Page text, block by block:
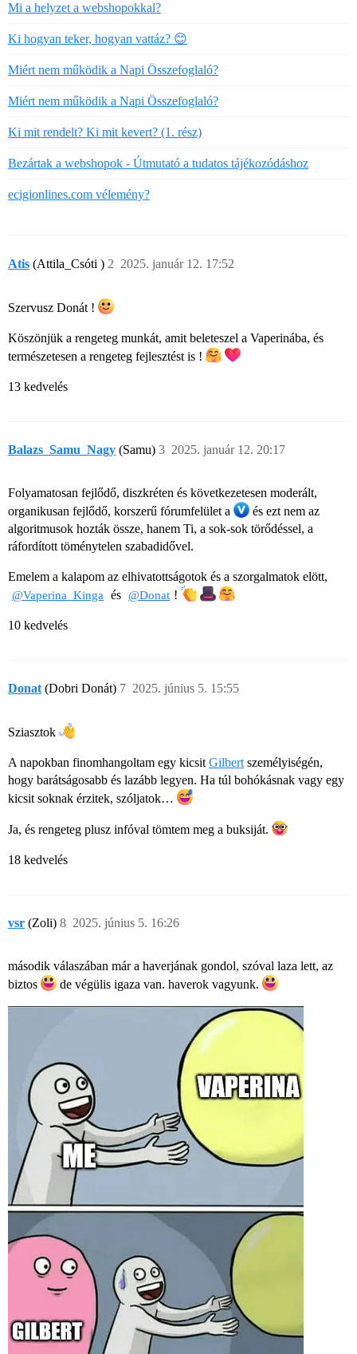
Mi a helyzet a webshopokkal?
Ki hogyan teker, hogyan vattáz? 😊
Miért nem működik a Napi Összefoglaló?
Miért nem működik a Napi Összefoglaló?
Ki mit rendelt? Ki mit kevert? (1. rész)
Bezártak a webshopok - Útmutató a tudatos tájékozódáshoz
ecigionlines.com vélemény?
Atis (Attila_Csóti ) 2025. január 12. 17:52
2
Szervusz Donát !
Köszönjük a rengeteg munkát, amit beleteszel a Vaperinába, és
természetesen a rengeteg fejlesztést is !
13 kedvelés
Balazs_Samu_Nagy (Samu) 2025. január 12. 20:17
3
Folyamatosan fejlődő, diszkréten és következetesen moderált,
organikusan fejlődő, korszerű fórumfelület a
és ezt nem az
algoritmusok hozták össze, hanem Ti, a sok-sok törődéssel, a
ráfordított töménytelen szabadidővel.
Emelem a kalapom az elhivatottságotok és a szorgalmatok elött,
@Vaperina_Kinga és @Donat !
10 kedvelés
Donat (Dobri Donát) 2025. június 5. 15:55
7
Sziasztok
A napokban finomhangoltam egy kicsit Gilbert személyiségén,
hogy barátságosabb és lazább legyen. Ha túl bohókásnak vagy egy
kicsit soknak érzitek, szóljatok…
Ja, és rengeteg plusz infóval tömtem meg a buksiját.
18 kedvelés
vsr (Zoli) 2025. június 5. 16:26
8
második válaszában már a haverjának gondol, szóval laza lett, az
biztos
de végülis igaza van. haverok vagyunk.